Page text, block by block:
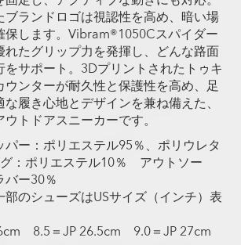
ブランドロゴは視認性を高め、暗い場
保します。Vibram®1050Cスパイダー
れたグリップ力を発揮し、どんな路面
をサポート。3Dプリントされたトゥキ
ウンターが耐久性と保護性を高め、足
履き心地とデザインを兼ね備えた、
トドアスニーカーです。
パー：ポリエステル95％、ポリウレタ
：ポリエステル10％ アウトソー
バー30％
部のシューズはUSサイズ（インチ）表
8.5＝JP 26.5cm 9.0＝JP 27cm